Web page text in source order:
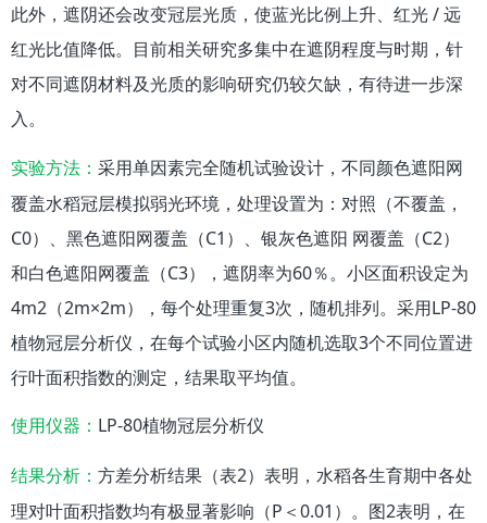
此外，遮阴还会改变冠层光质，使蓝光比例上升、红光 / 远
红光比值降低。目前相关研究多集中在遮阴程度与时期，针
对不同遮阴材料及光质的影响研究仍较欠缺，有待进一步深
入。
实验方法： 采用单因素完全随机试验设计，不同颜色遮阳网
覆盖水稻冠层模拟弱光环境，处理设置为：对照（不覆盖，
C0）、黑色遮阳网覆盖（C1）、银灰色遮阳 网覆盖（C2）
和白色遮阳网覆盖（C3），遮阴率为60％。小区面积设定为
4m2（2m×2m），每个处理重复3次，随机排列。采用LP-80
植物冠层分析仪，在每个试验小区内随机选取3个不同位置进
行叶面积指数的测定，结果取平均值。
使用仪器： LP-80植物冠层分析仪
结果分析： 方差分析结果（表2）表明，水稻各生育期中各处
理对叶面积指数均有极显著影响（P＜0.01）。图2表明，在